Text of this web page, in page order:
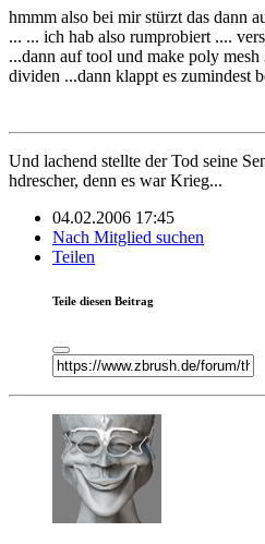
hmmm also bei mir stürzt das dann
... ... ich hab also rumprobiert ....
...dann auf tool und make poly
dividen ...dann klappt es zumindest
Und lachend stellte der Tod seine
hdrescher, denn es war Krieg...
04.02.2006 17:45
Nach Mitglied suchen
Teilen
Teile diesen Beitrag